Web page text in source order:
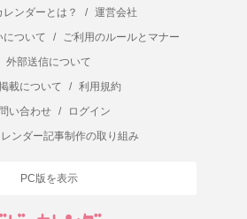
ンダーとは？ /
運営会社
について
/
ご利用のルールとマナー
外部送信について
載について
/
利用規約
い合わせ
/
ログイン
ンダー記事制作の取り組み
PC版を表示